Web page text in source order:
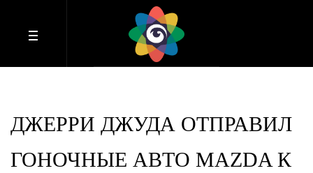
ДЖЕРРИ ДЖУДА ОТПРАВИЛ
ГОНОЧНЫЕ АВТО MAZDA К